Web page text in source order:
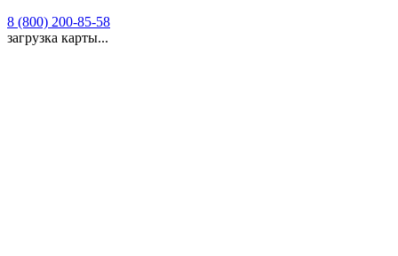
8 (800) 200-85-58
загрузка карты...